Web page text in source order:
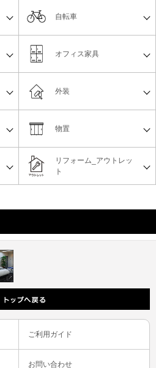
自転車
オフィス家具
リフォーム_アウトレッ
ト
物置
外装
ご利用ガイド
お問い合わせ